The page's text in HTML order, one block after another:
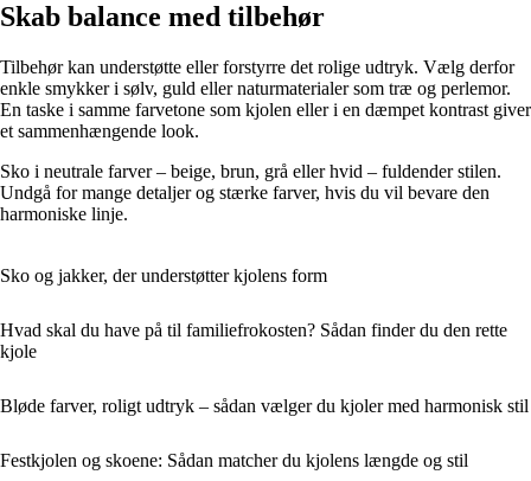
Skab balance med tilbehør
Tilbehør kan understøtte eller forstyrre det rolige udtryk. Vælg derfor
enkle smykker i sølv, guld eller naturmaterialer som træ og perlemor.
En taske i samme farvetone som kjolen eller i en dæmpet kontrast giver
et sammenhængende look.
Sko i neutrale farver – beige, brun, grå eller hvid – fuldender stilen.
Undgå for mange detaljer og stærke farver, hvis du vil bevare den
harmoniske linje.
Sko og jakker, der understøtter kjolens form
Hvad skal du have på til familiefrokosten? Sådan finder du den rette
kjole
Bløde farver, roligt udtryk – sådan vælger du kjoler med harmonisk stil
Festkjolen og skoene: Sådan matcher du kjolens længde og stil